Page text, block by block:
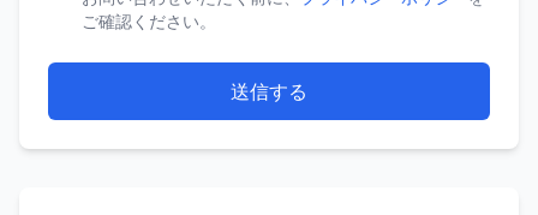
ご確認ください。
送信する